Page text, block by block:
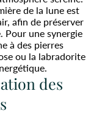
de la lune est
afin de préserver
Pour une synergie
à des pierres
ou la labradorite
des